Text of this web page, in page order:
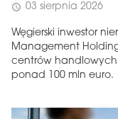
schedule 03 sierpnia 2026
Węgierski inwestor
Management
centrów handlowych
ponad 100 mln euro.